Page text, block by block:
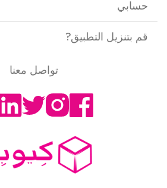
حسابي
قم بتنزيل التطبيق?
تواصل معنا